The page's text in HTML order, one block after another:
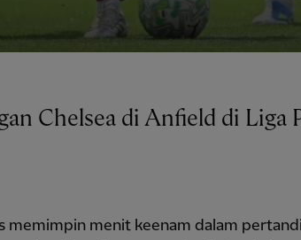
memimpin menit keenam dalam